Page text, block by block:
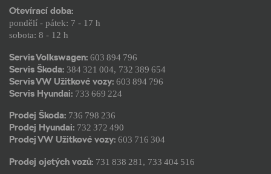
Otevírací doba:
pondělí - pátek: 7 - 17 h
sobota: 8 - 12 h
Servis Volkswagen: 603 894 796
Servis Škoda: 384 321 004, 732 389 654
Servis VW Užitkové vozy: 603 894 796
Servis Hyundai: 733 669 224
Prodej Škoda: 736 798 236
Prodej Hyundai: 732 372 490
Prodej VW Užitkové vozy: 603 716 304
Prodej ojetých vozů: 731 838 281 , 733 404 516